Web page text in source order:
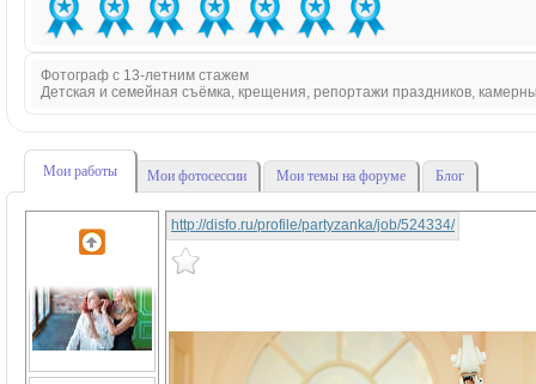
Фотограф с 13-летним стажем
Детская и семейная съёмка, крещения, репортажи праздников,
Мои работы Мои фотосессии Мои темы на форуме Блог
http://disfo.ru/profile/partyzanka/job/524334/